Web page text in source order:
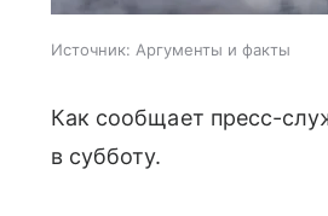
Источник: Аргументы и факты
Как сообщает пресс-
в субботу.